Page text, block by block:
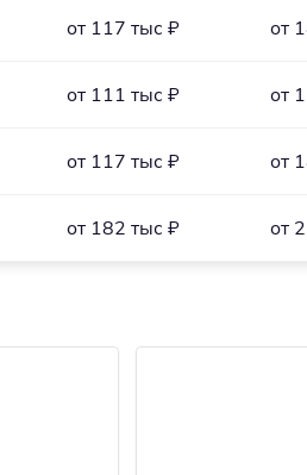
от 117 тыс ₽ от
от 111 тыс ₽ от
от 117 тыс ₽ от
от 182 тыс ₽ от